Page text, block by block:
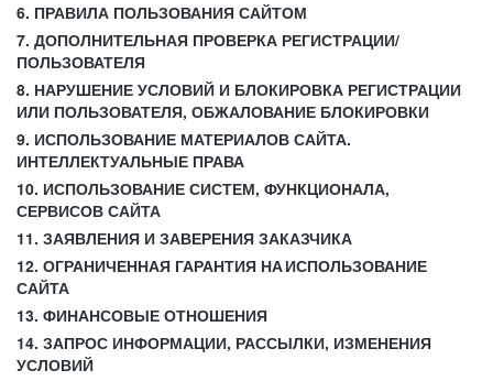
6. ПРАВИЛА ПОЛЬЗОВАНИЯ САЙТОМ
7. ДОПОЛНИТЕЛЬНАЯ ПРОВЕРКА РЕГИСТРАЦИИ/
ПОЛЬЗОВАТЕЛЯ
8. НАРУШЕНИЕ УСЛОВИЙ И БЛОКИРОВКА РЕГИСТРАЦИИ
ИЛИ ПОЛЬЗОВАТЕЛЯ, ОБЖАЛОВАНИЕ БЛОКИРОВКИ
9. ИСПОЛЬЗОВАНИЕ МАТЕРИАЛОВ САЙТА.
ИНТЕЛЛЕКТУАЛЬНЫЕ ПРАВА
10. ИСПОЛЬЗОВАНИЕ СИСТЕМ, ФУНКЦИОНАЛА,
СЕРВИСОВ САЙТА
11. ЗАЯВЛЕНИЯ И ЗАВЕРЕНИЯ ЗАКАЗЧИКА
12. ОГРАНИЧЕННАЯ ГАРАНТИЯ НА ИСПОЛЬЗОВАНИЕ
САЙТА
13. ФИНАНСОВЫЕ ОТНОШЕНИЯ
14. ЗАПРОС ИНФОРМАЦИИ, РАССЫЛКИ, ИЗМЕНЕНИЯ
УСЛОВИЙ